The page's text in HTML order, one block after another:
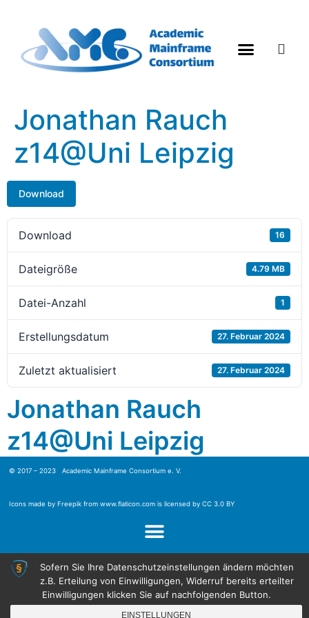
Jonathan Rauch
z14@Uni Leipzig
Download
Download 16
Dateigröße 4.79 MB
Datei-Anzahl 1
Erstellungsdatum 27. Februar 2024
Zuletzt aktualisiert 27. Februar 2024
Jonathan Rauch
z14@Uni Leipzig
© 2017 – 2023 Academic Mainframe Consortium e. V.
Icons made byFreepik fromwww.flaticon.com is licensed byCC 3.0 BY
Sofern Sie Ihre Datenschutzeinstellungen ändern möchten
z.B. Erteilung von Einwilligungen, Widerruf bereits erteilter
Einwilligungen klicken Sie auf nachfolgenden Button.
EINSTELLUNGEN